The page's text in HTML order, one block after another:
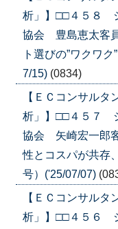
析」】□□４５８
協会 豊島恵太客
ト選びの”ワクワ
7/15) (0834)
【ＥＣコンサルタ
析」】□□４５７
協会 矢崎宏一郎
性とコスパが共存
号）('25/07/07)
【ＥＣコンサルタ
析」】□□４５６